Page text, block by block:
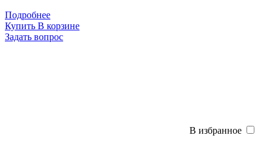
Подробнее
Купить В корзине
Задать вопрос
В избранное